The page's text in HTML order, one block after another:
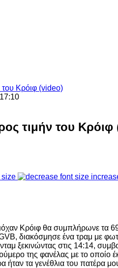
τιμήν του Κρόιφ
size
Κρόιφ θα συμπλήρωνε τα
διακόσμησε ένα τραμ με
ξεκινώντας στις 14:14,
της φανέλας με το οποίο
ήταν τα γενέθλια του πατέρα